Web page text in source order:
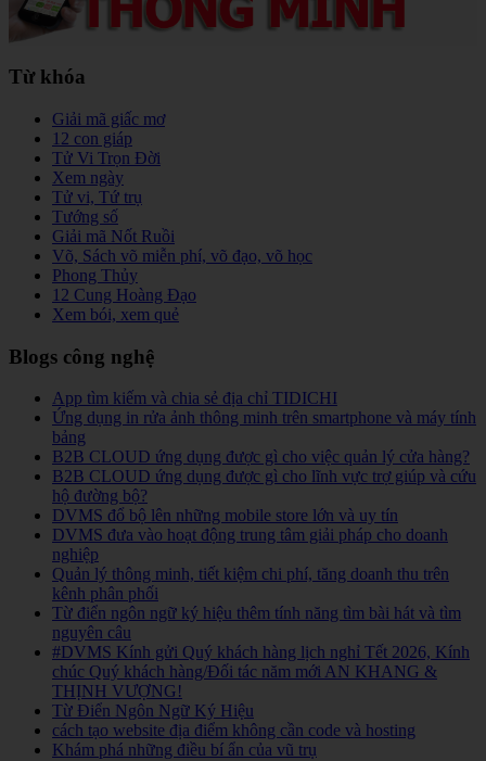
Từ khóa
Giải mã giấc mơ
12 con giáp
Tử Vi Trọn Đời
Xem ngày
Tử vi, Tứ trụ
Tướng số
Giải mã Nốt Ruồi
Võ, Sách võ miễn phí, võ đạo, võ học
Phong Thủy
12 Cung Hoàng Đạo
Xem bói, xem quẻ
Blogs công nghệ
App tìm kiếm và chia sẻ địa chỉ TIDICHI
Ứng dụng in rửa ảnh thông minh trên smartphone và máy tính
bảng
B2B CLOUD ứng dụng được gì cho việc quản lý cửa hàng?
B2B CLOUD ứng dụng được gì cho lĩnh vực trợ giúp và cứu
hộ đường bộ?
DVMS đổ bộ lên những mobile store lớn và uy tín
DVMS đưa vào hoạt động trung tâm giải pháp cho doanh
nghiệp
Quản lý thông minh, tiết kiệm chi phí, tăng doanh thu trên
kênh phân phối
Từ điển ngôn ngữ ký hiệu thêm tính năng tìm bài hát và tìm
nguyên câu
#DVMS Kính gửi Quý khách hàng lịch nghỉ Tết 2026, Kính
chúc Quý khách hàng/Đối tác năm mới AN KHANG &
THỊNH VƯỢNG!
Từ Điển Ngôn Ngữ Ký Hiệu
cách tạo website địa điểm không cần code và hosting
Khám phá những điều bí ẩn của vũ trụ